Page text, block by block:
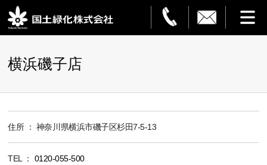
観葉植物レンタル
造園・解体
横浜磯子店
住所 ： 神奈川県横浜市磯子区杉田7-5-13
TEL ： 0120-055-500